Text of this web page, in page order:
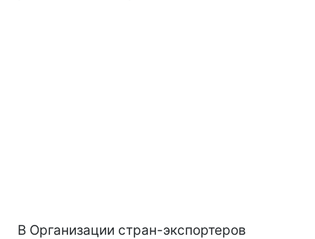
В Организации стран-экспортеров